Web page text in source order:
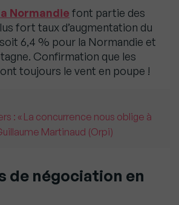
Normandie font partie des
fort taux d’augmentation du
6,4 % pour la Normandie et
Confirmation que les
toujours le vent en poupe !
: « La concurrence nous oblige à
Martinaud (Orpi)
de négociation en